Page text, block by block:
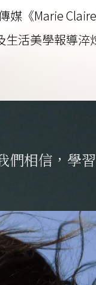
媒《Marie
活美學報導
們相信，學